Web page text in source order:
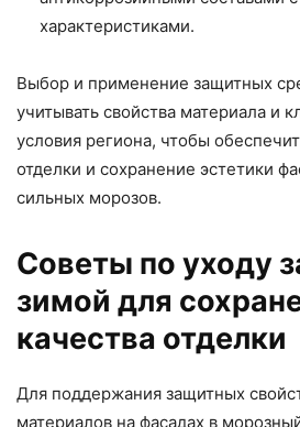
характеристиками.
Выбор и применение защитных
учитывать свойства материала и
условия региона, чтобы
отделки и сохранение эстетики
сильных морозов.
Советы по уходу
зимой для
качества отделки
Для поддержания защитных
материалов на фасадах в